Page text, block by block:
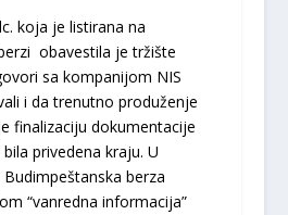
koja je listirana na
obavestila je tržište
sa kompanijom NIS
i da trenutno produženje
finalizaciju dokumentacije
privedena kraju. U
berza
“vanredna informacija”